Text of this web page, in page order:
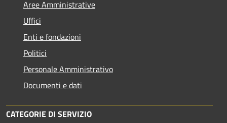
Aree Amministrative
Uffici
Enti e fondazioni
Politici
Personale Amministrativo
Documenti e dati
CATEGORIE DI SERVIZIO